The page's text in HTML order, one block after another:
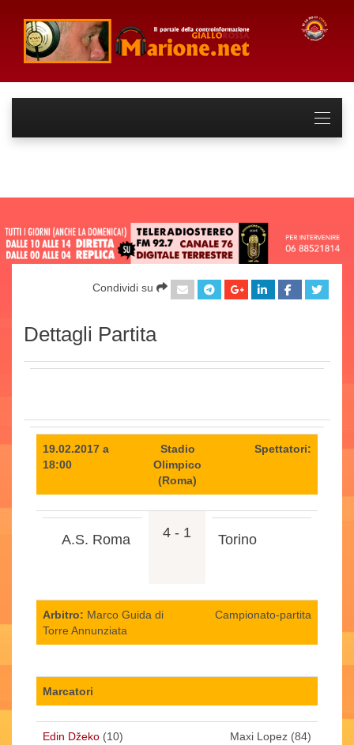
Condividi su
Dettagli Partita
19.02.2017 a
18:00
Stadio
Olimpico
(Roma)
Spettatori:
A.S. Roma 4 - 1 Torino
Arbitro: Marco Guida di
Torre Annunziata
Campionato-partita
Marcatori
Edin Džeko (10)
Maxi Lopez (84)